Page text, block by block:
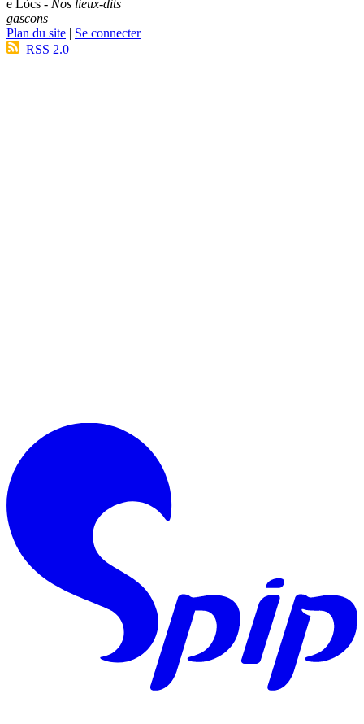
e Lòcs - Nos lieux-dits
gascons
Plan du site | Se connecter|
RSS 2.0